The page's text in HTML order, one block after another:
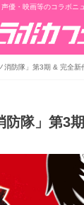
優・映画等のコラボニ
消防隊」第3期 & 完全新
防隊」第3